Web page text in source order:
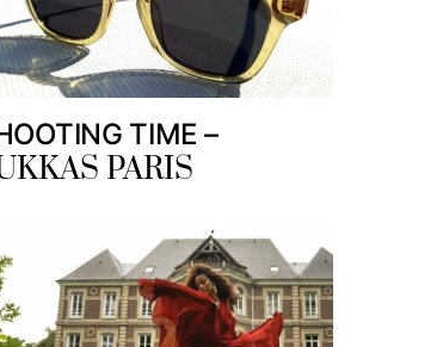
TIME –
PARIS